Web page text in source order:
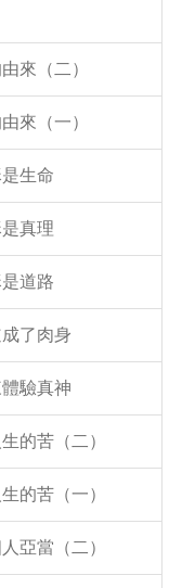
來（二）
來（一）
生命
真理
道路
了肉身
驗真神
的苦（二）
的苦（一）
亞當（二）